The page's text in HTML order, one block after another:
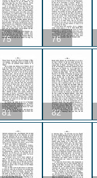
75 76
81 82